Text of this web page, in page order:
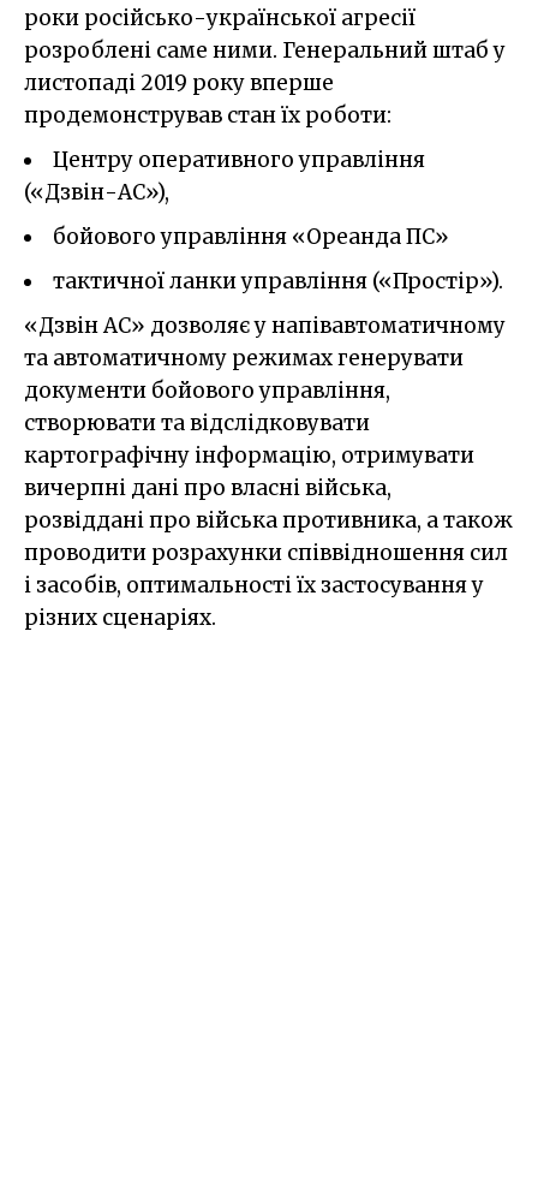
роки російсько-української агресії
розроблені саме ними. Генеральний штаб у
листопаді 2019 року вперше
продемонстрував стан їх роботи:
Центру оперативного управління
(«Дзвін-АС»),
бойового управління «Ореанда ПС»
тактичної ланки управління («Простір»).
«Дзвін АС» дозволяє у напівавтоматичному
та автоматичному режимах генерувати
документи бойового управління,
створювати та відслідковувати
картографічну інформацію, отримувати
вичерпні дані про власні війська,
розвіддані про війська противника, а також
проводити розрахунки співвідношення сил
і засобів, оптимальності їх застосування у
різних сценаріях.